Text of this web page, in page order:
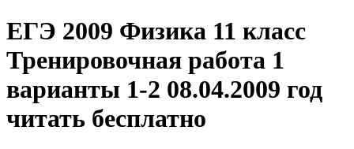
ЕГЭ 2009 Физика 11 класс
Тренировочная работа 1
варианты 1-2 08.04.2009 год
читать бесплатно